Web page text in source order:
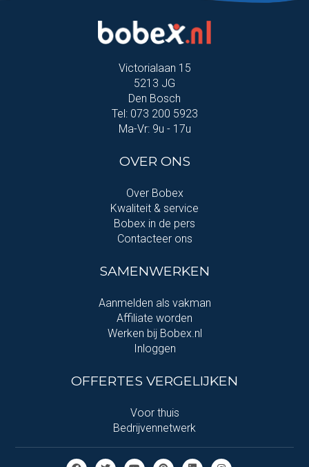
Victorialaan 15
5213 JG
Den Bosch
Tel: 073 200 5923
Ma-Vr: 9u - 17u
OVER ONS
Over Bobex
Kwaliteit & service
Bobex in de pers
Contacteer ons
SAMENWERKEN
Aanmelden als vakman
Affiliate worden
Werken bij Bobex.nl
Inloggen
OFFERTES VERGELIJKEN
Voor thuis
Bedrijvennetwerk